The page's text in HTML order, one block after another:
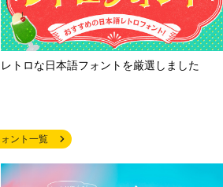
レトロな日本語フォントを厳選しました
ント一覧